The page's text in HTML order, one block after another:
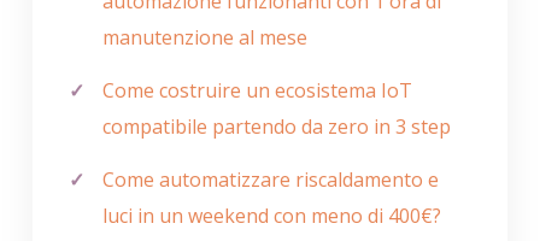
manutenzione al mese
Come costruire un ecosistema IoT
compatibile partendo da zero in 3 step
Come automatizzare riscaldamento e
luci in un weekend con meno di 400€?